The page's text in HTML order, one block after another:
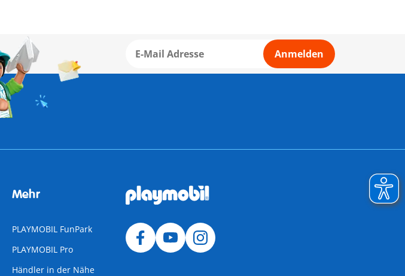
Anmelden
Mehr
PLAYMOBIL FunPark
PLAYMOBIL Pro
Händler in der Nähe